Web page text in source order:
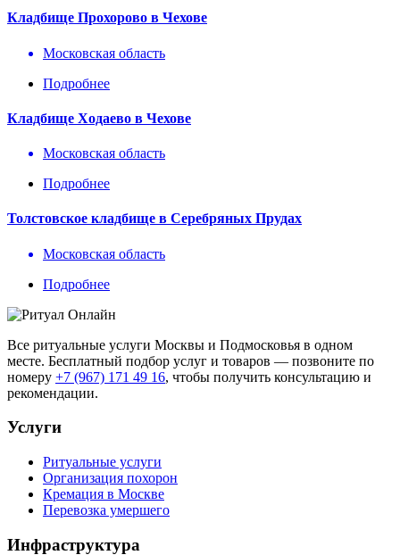
Кладбище Прохорово в Чехове
Московская область
Подробнее
Кладбище Ходаево в Чехове
Московская область
Подробнее
Толстовское кладбище в Серебряных Прудах
Московская область
Подробнее
Все ритуальные услуги Москвы и Подмосковья в одном
месте. Бесплатный подбор услуг и товаров — позвоните по
номеру +7 (967) 171 49 16, чтобы получить консультацию и
рекомендации.
Услуги
Ритуальные услуги
Организация похорон
Кремация в Москве
Перевозка умершего
Инфраструктура